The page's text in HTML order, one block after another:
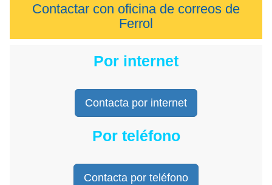
Contactar con oficina de correos de
Ferrol
Por internet
Contacta por internet
Por teléfono
Contacta por teléfono